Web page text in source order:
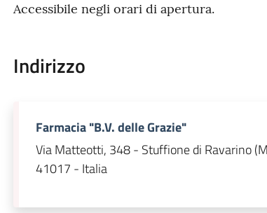
Accessibile negli orari di apertura.
Indirizzo
Farmacia "B.V. delle Grazie"
Via Matteotti, 348 - Stuffione di Ravarino
41017 - Italia